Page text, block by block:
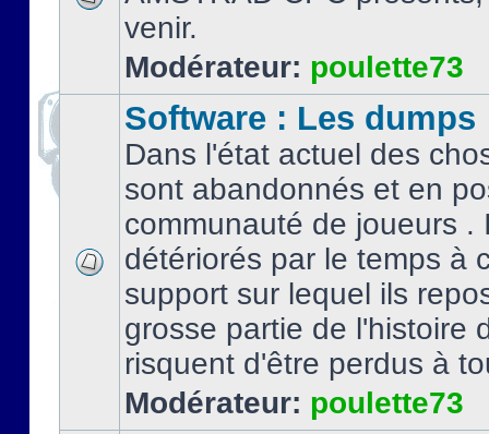
venir.
Modérateur: poulette73
Software : Les dumps
Dans l'état actuel des
sont abandonnés et en
communauté de joueurs .
détériorés par le temps à
support sur lequel ils
grosse partie de l'histoire
risquent d'être perdus à
Modérateur: poulette73